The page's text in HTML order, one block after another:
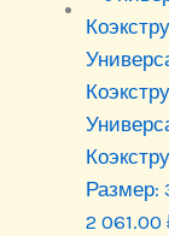
Размер:
2 061.00